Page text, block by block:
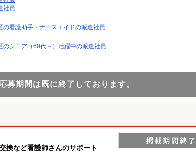
社員
の看護助手・ナースエイドの派遣社員
のシニア（60代～）活躍中の派遣社員
募期間は既に終了しております。
など看護師さんのサポート